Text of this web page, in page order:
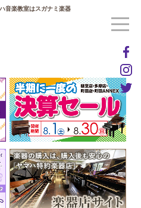
音楽教室はスガナミ楽器